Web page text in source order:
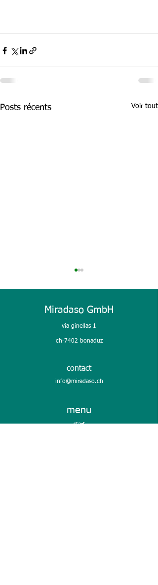
Posts récents Voir tout
premier jour @ plast 26
Miradaso GmbH
via ginellas 1
ch-7402 bonaduz
contact
info@miradaso.ch
menu
start